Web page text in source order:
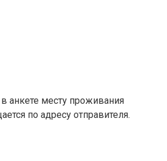
анкете месту проживания
по адресу отправителя.